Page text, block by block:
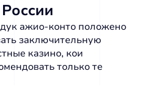
ажио-конто положено
заключительную
казино, кои
только те